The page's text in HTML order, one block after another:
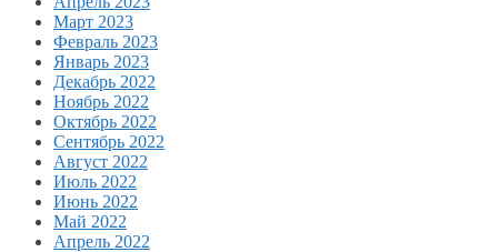
Март 2023
Февраль 2023
Январь 2023
Декабрь 2022
Ноябрь 2022
Октябрь 2022
Сентябрь 2022
Август 2022
Июль 2022
Июнь 2022
Май 2022
Апрель 2022